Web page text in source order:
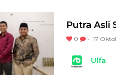
Putra Asli
0 - 17
Ulfa